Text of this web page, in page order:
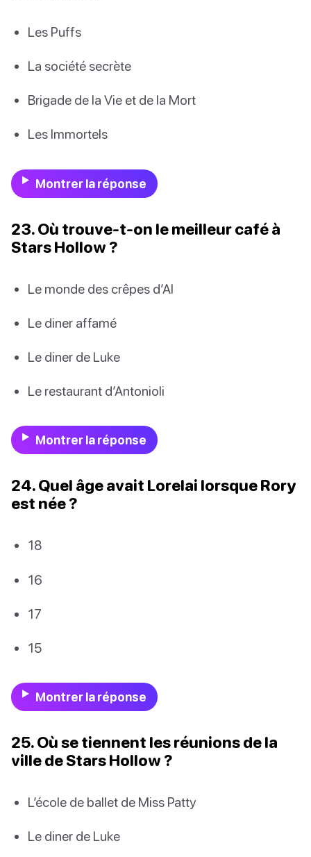
Les Puffs
La société secrète
Brigade de la Vie et de la Mort
Les Immortels
Montrer la réponse
23. Où trouve-t-on le meilleur café à
Stars Hollow ?
Le monde des crêpes d’Al
Le diner affamé
Le diner de Luke
Le restaurant d’Antonioli
Montrer la réponse
24. Quel âge avait Lorelai lorsque Rory
est née ?
18
16
17
15
Montrer la réponse
25. Où se tiennent les réunions de la
ville de Stars Hollow ?
L’école de ballet de Miss Patty
Le diner de Luke